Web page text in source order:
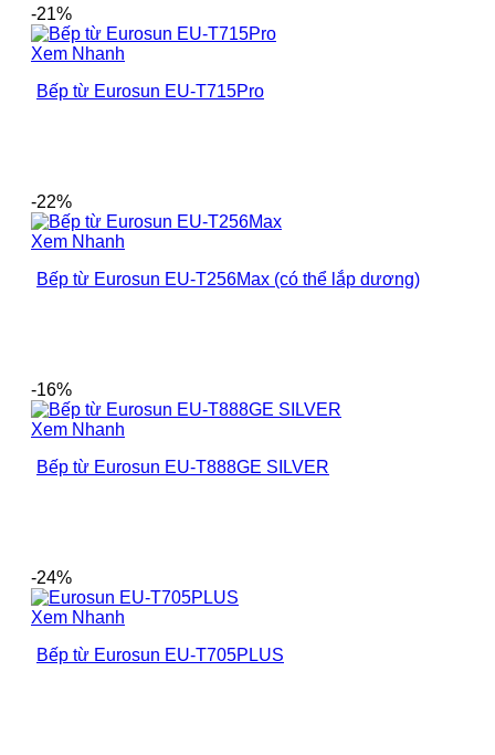
-21%
Xem Nhanh
Bếp từ Eurosun EU-T715Pro
-22%
Xem Nhanh
Bếp từ Eurosun EU-T256Max (có thể lắp dương)
-16%
Xem Nhanh
Bếp từ Eurosun EU-T888GE SILVER
-24%
Xem Nhanh
Bếp từ Eurosun EU-T705PLUS